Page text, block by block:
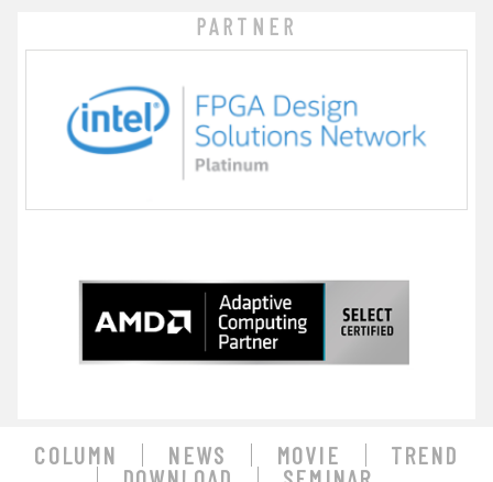
PARTNER
COLUMN NEWS MOVIE
TREND